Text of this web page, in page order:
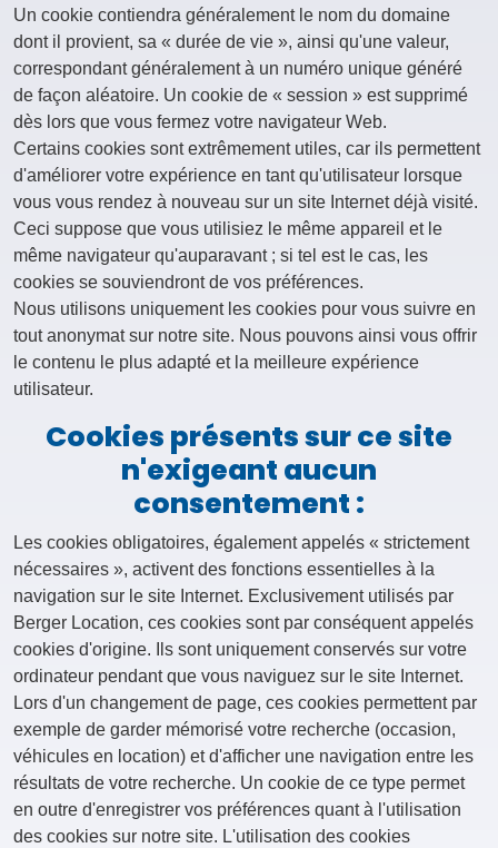
Un cookie contiendra généralement le nom du domaine
dont il provient, sa « durée de vie », ainsi qu'une valeur,
correspondant généralement à un numéro unique généré
de façon aléatoire. Un cookie de « session » est supprimé
dès lors que vous fermez votre navigateur Web.
Certains cookies sont extrêmement utiles, car ils permettent
d'améliorer votre expérience en tant qu'utilisateur lorsque
vous vous rendez à nouveau sur un site Internet déjà visité.
Ceci suppose que vous utilisiez le même appareil et le
même navigateur qu'auparavant ; si tel est le cas, les
cookies se souviendront de vos préférences.
Nous utilisons uniquement les cookies pour vous suivre en
tout anonymat sur notre site. Nous pouvons ainsi vous offrir
le contenu le plus adapté et la meilleure expérience
utilisateur.
Cookies présents sur ce site
n'exigeant aucun
consentement :
Les cookies obligatoires, également appelés « strictement
nécessaires », activent des fonctions essentielles à la
navigation sur le site Internet. Exclusivement utilisés par
Berger Location, ces cookies sont par conséquent appelés
cookies d'origine. Ils sont uniquement conservés sur votre
ordinateur pendant que vous naviguez sur le site Internet.
Lors d'un changement de page, ces cookies permettent par
exemple de garder mémorisé votre recherche (occasion,
véhicules en location) et d'afficher une navigation entre les
résultats de votre recherche. Un cookie de ce type permet
en outre d'enregistrer vos préférences quant à l'utilisation
des cookies sur notre site. L'utilisation des cookies